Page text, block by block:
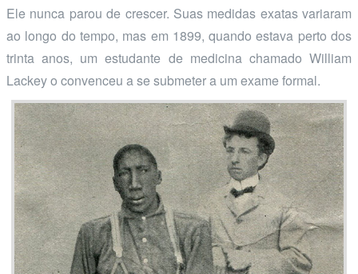
Ele nunca parou de crescer. Suas medidas exatas variaram
ao longo do tempo, mas em 1899, quando estava perto dos
trinta anos, um estudante de medicina chamado William
Lackey o convenceu a se submeter a um exame formal.